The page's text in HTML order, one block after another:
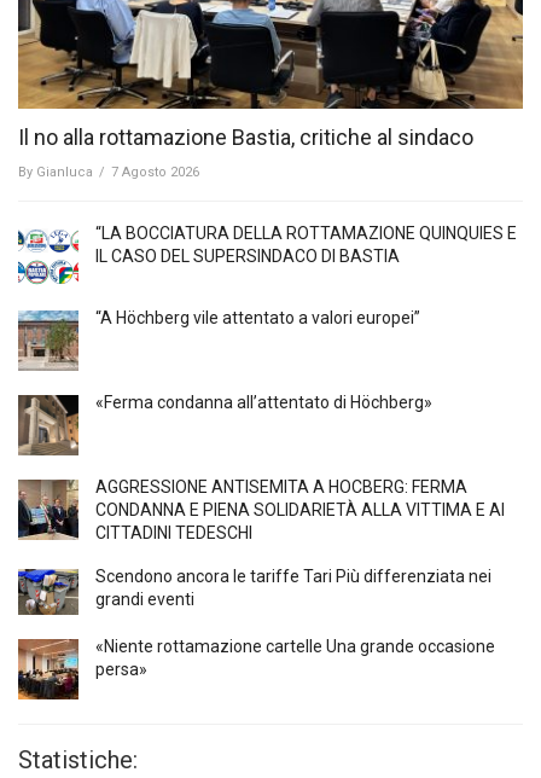
Il no alla rottamazione Bastia, critiche al sindaco
By Gianluca / 7 Agosto 2026
“LA BOCCIATURA DELLA ROTTAMAZIONE QUINQUIES E
IL CASO DEL SUPERSINDACO DI BASTIA
“A Höchberg vile attentato a valori europei”
«Ferma condanna all’attentato di Höchberg»
AGGRESSIONE ANTISEMITA A HÖCBERG: FERMA
CONDANNA E PIENA SOLIDARIETÀ ALLA VITTIMA E AI
CITTADINI TEDESCHI
Scendono ancora le tariffe Tari Più differenziata nei
grandi eventi
«Niente rottamazione cartelle Una grande occasione
persa»
Statistiche: